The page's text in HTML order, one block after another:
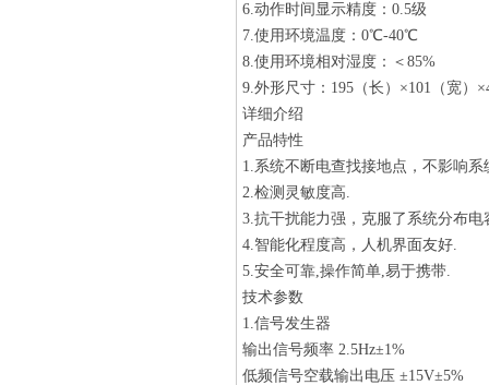
6.动作时间显示精度：0.5级
7.使用环境温度：0℃-40℃
8.使用环境相对湿度：＜85%
9.外形尺寸：195（长）×101（宽）
详细介绍
产品特性
1.系统不断电查找接地点，不影响系
2.检测灵敏度高.
3.抗干扰能力强，克服了系统分布
4.智能化程度高，人机界面友好.
5.安全可靠,操作简单,易于携带.
技术参数
1.信号发生器
输出信号频率 2.5Hz±1%
低频信号空载输出电压 ±15V±5%